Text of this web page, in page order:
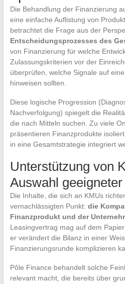
Die Behandlung der Finanzierung
eine einfache Auflistung von
betrachtet die Frage aus der
Entscheidungsprozesses des
von Finanzierung für welche
Zulassungskriterien vor der
überprüfen, welche Signale auf
hinweisen sollten.
Diese logische Progression
Nachverfolgung) spiegelt die
die nach Mitteln suchen. Zu viele
präsentieren Finanzprodukte
in eine Gesamtstrategie integriert
Unterstützung von
Auswahl
Die Inhalte, die sich an KMUs
vernachlässigten Punkt: die
Finanzprodukt und der
Leasingvertrag mag auf dem
er verändert die Bilanz in einer
Finanzierungsrunde komplizieren
Pôle Finance behandelt solche
relevant macht, die bereits über